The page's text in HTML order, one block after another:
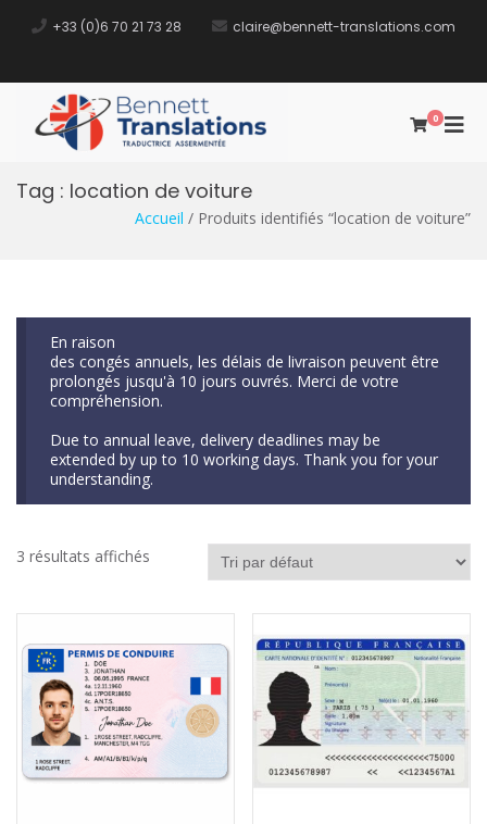
+33 (0)6 70 21 73 28​ claire@bennett-translations.com
Traductrice Assermentée
0
Tag : location de voiture
Accueil / Produits identifiés “location de voiture”
En raison
des congés annuels, les délais de livraison peuvent être
prolongés jusqu'à 10 jours ouvrés. Merci de votre
compréhension.
Due to annual leave, delivery deadlines may be
extended by up to 10 working days. Thank you for your
understanding.
3 résultats affichés